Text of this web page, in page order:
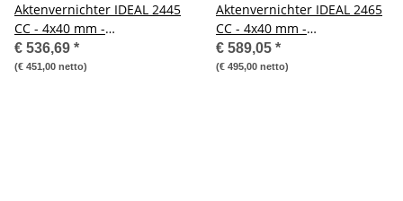
Aktenvernichter IDEAL 2445
CC - 4x40 mm -
Sicherheitsstufe: 4
€ 536,69 *
(€ 451,00 netto)
Aktenvernichter IDEAL 2465
CC - 4x40 mm -
Sicherheitsstufe: 4
€ 589,05 *
(€ 495,00 netto)